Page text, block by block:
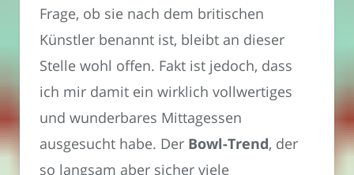
Frage, ob sie nach dem britischen
Künstler benannt ist, bleibt an dieser
Stelle wohl offen. Fakt ist jedoch, dass
ich mir damit ein wirklich vollwertiges
und wunderbares Mittagessen
ausgesucht habe. Der Bowl-Trend, der
so langsam aber sicher viele